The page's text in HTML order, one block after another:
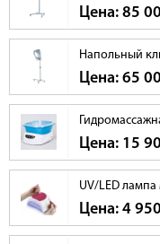
Цена: 85
Напольный
Цена: 65
Цена: 15
UV/LED
Цена: 4 950